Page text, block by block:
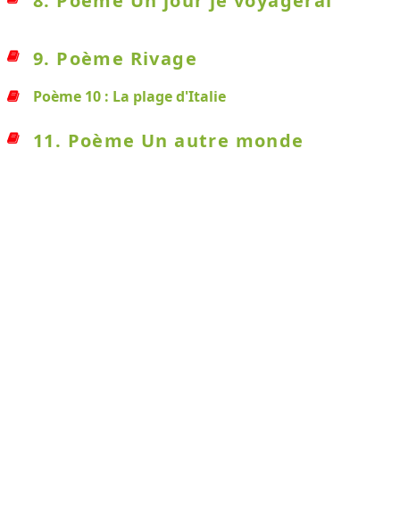
9. Poème Rivage
Poème 10 : La plage d'Italie
11. Poème Un autre monde